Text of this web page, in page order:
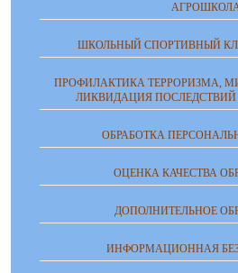
ШКОЛЬНЫЙ СПОРТИВНЫЙ
ПРОФИЛАКТИКА ТЕРРОРИЗМА,
ЛИКВИДАЦИЯ ПОСЛЕДСТВИЙ
ОБРАБОТКА
ОЦЕНКА КАЧЕСТВА
ДОПОЛНИТЕЛЬНОЕ
ИНФОРМАЦИОННАЯ